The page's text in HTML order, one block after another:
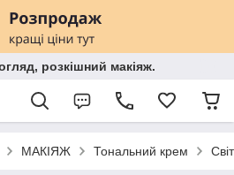
розкішний макіяж.
МАКІЯЖ Тональний крем